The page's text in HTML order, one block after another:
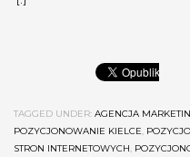
TAGGED UNDER: AGENCJA
POZYCJONOWANIE KIELCE,
STRON INTERNETOWYCH,